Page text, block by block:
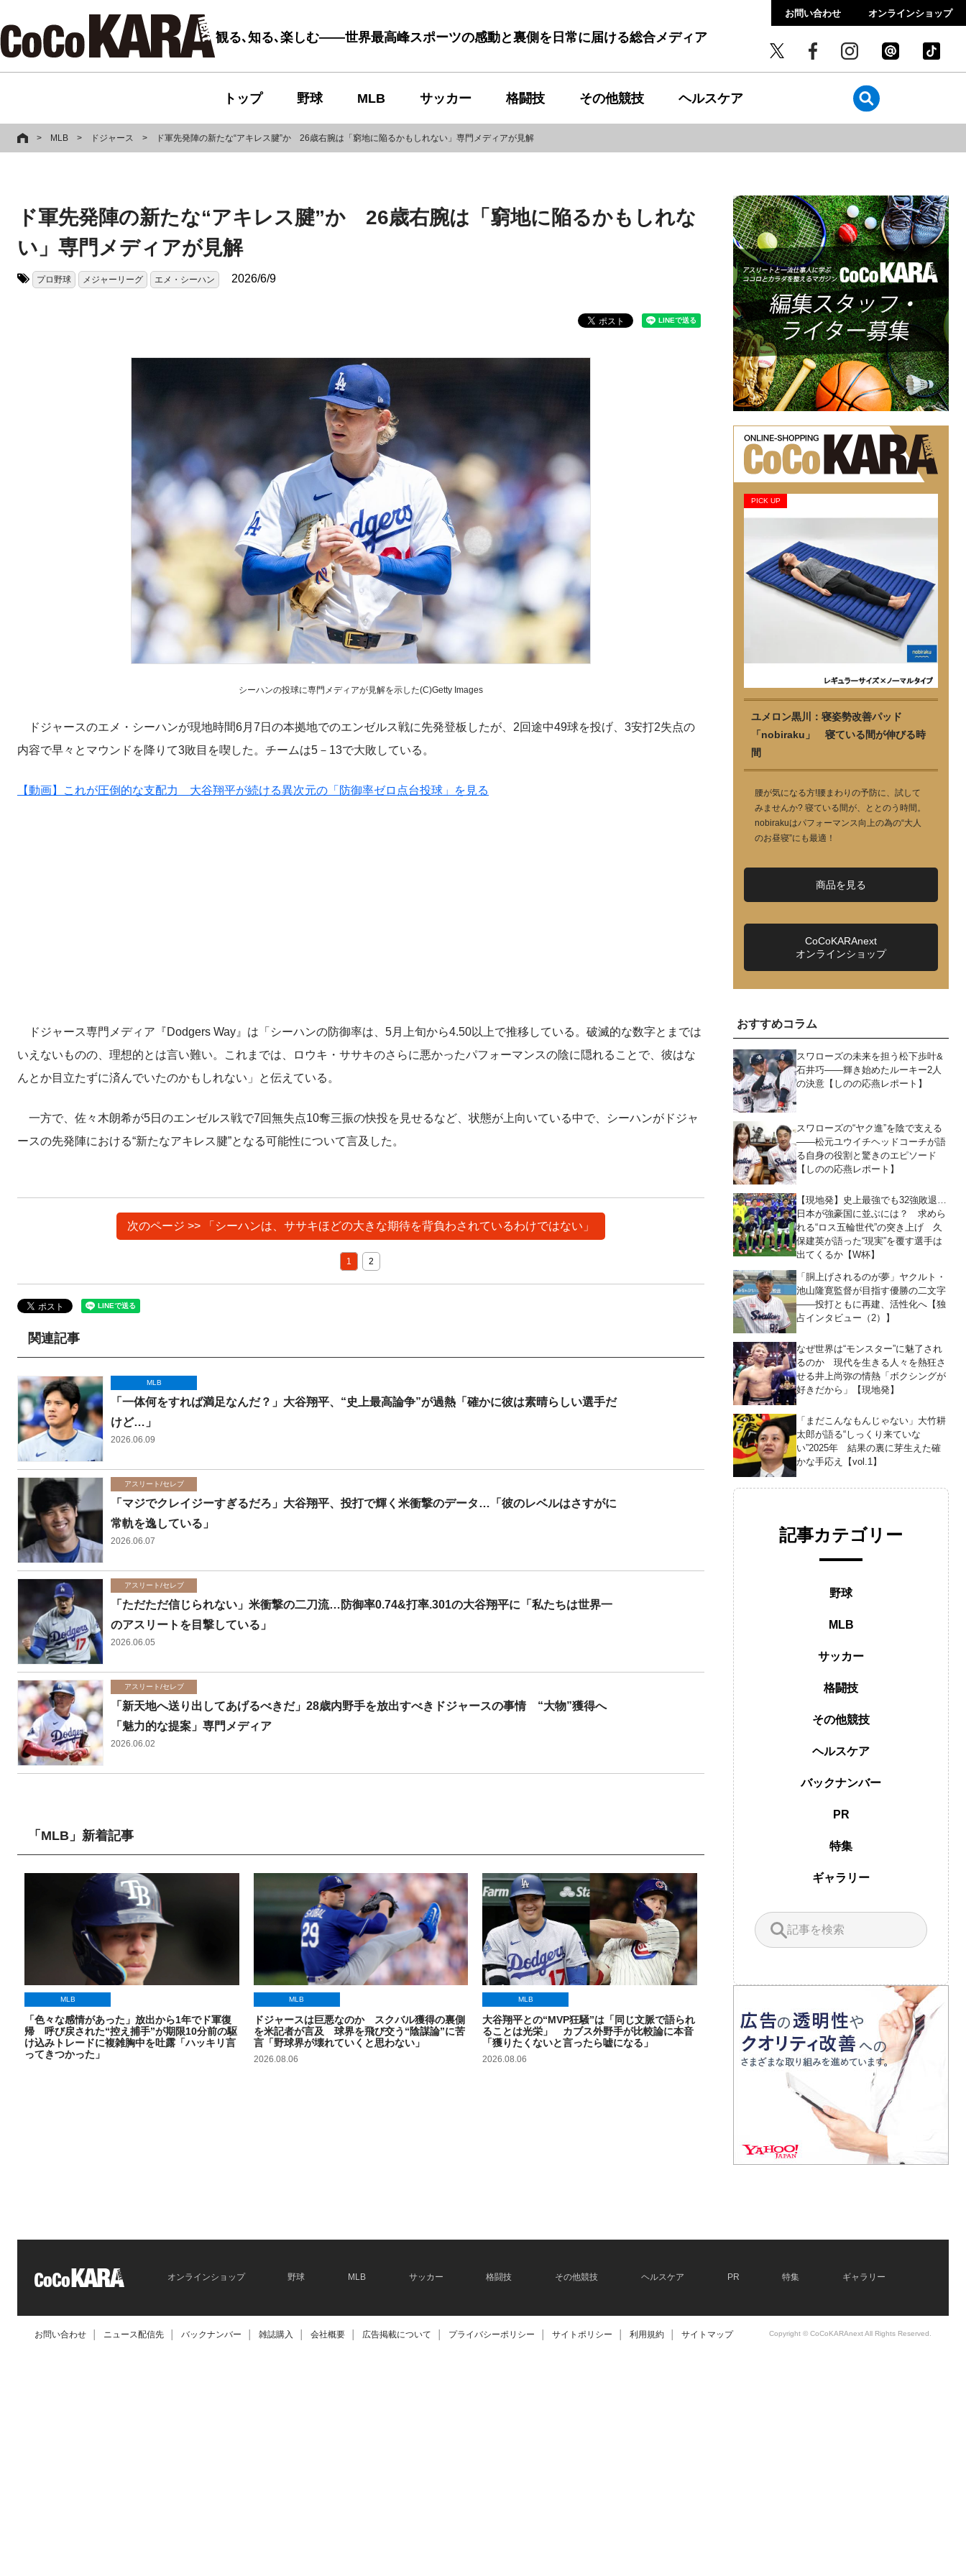
観る､知る､楽しむ――世界最高峰スポーツの感動と裏側を日常に届ける総合メディア
お問い合わせ オンラインショップ
トップ 野球 MLB サッカー 格闘技 その他競技 ヘルスケア
> MLB > ドジャース > ド軍先発陣の新たな“アキレス腱”か 26歳右腕は「窮地に陥るかもしれない」専門メディアが見解
ド軍先発陣の新たな“アキレス腱”か 26歳右腕は「窮地に陥るかもしれな
い」専門メディアが見解
プロ野球 メジャーリーグ エメ・シーハン 2026/6/9
シーハンの投球に専門メディアが見解を示した(C)Getty Images
ドジャースのエメ・シーハンが現地時間6月7日の本拠地でのエンゼルス戦に先発登板したが、2回途中49球を投げ、3安打2失点の
内容で早々とマウンドを降りて3敗目を喫した。チームは5－13で大敗している。
【動画】これが圧倒的な支配力 大谷翔平が続ける異次元の「防御率ゼロ点台投球」を見る
ドジャース専門メディア『Dodgers Way』は「シーハンの防御率は、5月上旬から4.50以上で推移している。破滅的な数字とまでは
いえないものの、理想的とは言い難い。これまでは、ロウキ・ササキのさらに悪かったパフォーマンスの陰に隠れることで、彼はな
んとか目立たずに済んでいたのかもしれない」と伝えている。
一方で、佐々木朗希が5日のエンゼルス戦で7回無失点10奪三振の快投を見せるなど、状態が上向いている中で、シーハンがドジャ
ースの先発陣における“新たなアキレス腱”となる可能性について言及した。
次のページ >> 「シーハンは、ササキほどの大きな期待を背負わされているわけではない」
1 2
関連記事
MLB
「一体何をすれば満足なんだ？」大谷翔平、“史上最高論争”が過熱「確かに彼は素晴らしい選手だ
けど…」
2026.06.09
アスリート/セレブ
「マジでクレイジーすぎるだろ」大谷翔平、投打で輝く米衝撃のデータ…「彼のレベルはさすがに
常軌を逸している」
2026.06.07
アスリート/セレブ
「ただただ信じられない」米衝撃の二刀流…防御率0.74&打率.301の大谷翔平に「私たちは世界一
のアスリートを目撃している」
2026.06.05
アスリート/セレブ
「新天地へ送り出してあげるべきだ」28歳内野手を放出すべきドジャースの事情 “大物”獲得へ
「魅力的な提案」専門メディア
2026.06.02
「MLB」新着記事
MLB
「色々な感情があった」放出から1年でド軍復
帰 呼び戻された“控え捕手”が期限10分前の駆
け込みトレードに複雑胸中を吐露「ハッキリ言
ってきつかった」
MLB
ドジャースは巨悪なのか スクバル獲得の裏側
を米記者が言及 球界を飛び交う“陰謀論”に苦
言「野球界が壊れていくと思わない」
2026.08.06
MLB
大谷翔平との“MVP狂騒”は「同じ文脈で語られ
ることは光栄」 カブス外野手が比較論に本音
「獲りたくないと言ったら嘘になる」
2026.08.06
PICK UP
ユメロン黒川：寝姿勢改善パッド
「nobiraku」 寝ている間が伸びる時
間
腰が気になる方!腰まわりの予防に、試して
みませんか? 寝ている間が、ととのう時間。
nobirakuはパフォーマンス向上の為の“大人
のお昼寝”にも最適！
商品を見る
CoCoKARAnext
オンラインショップ
おすすめコラム
スワローズの未来を担う松下歩叶&
石井巧――輝き始めたルーキー2人
の決意【しのの応燕レポート】
スワローズの“ヤク進”を陰で支える
――松元ユウイチヘッドコーチが語
る自身の役割と驚きのエピソード
【しのの応燕レポート】
【現地発】史上最強でも32強敗退…
日本が強豪国に並ぶには？ 求めら
れる“ロス五輪世代”の突き上げ 久
保建英が語った“現実”を覆す選手は
出てくるか【W杯】
「胴上げされるのが夢」ヤクルト・
池山隆寛監督が目指す優勝の二文字
――投打ともに再建、活性化へ【独
占インタビュー（2）】
なぜ世界は“モンスター”に魅了され
るのか 現代を生きる人々を熱狂さ
せる井上尚弥の情熱「ボクシングが
好きだから」【現地発】
「まだこんなもんじゃない」大竹耕
太郎が語る“しっくり来ていな
い”2025年 結果の裏に芽生えた確
かな手応え【vol.1】
記事カテゴリー
野球
MLB
サッカー
格闘技
その他競技
ヘルスケア
バックナンバー
PR
特集
ギャラリー
オンラインショップ 野球 MLB サッカー 格闘技 その他競技 ヘルスケア PR 特集 ギャラリー
お問い合わせ ニュース配信先 バックナンバー 雑誌購入 会社概要 広告掲載について プライバシーポリシー サイトポリシー 利用規約 サイトマップ Copyright © CoCoKARAnext All Rights Reserved.